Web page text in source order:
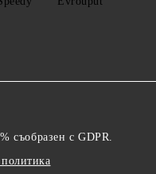
съобразен с GDPR.